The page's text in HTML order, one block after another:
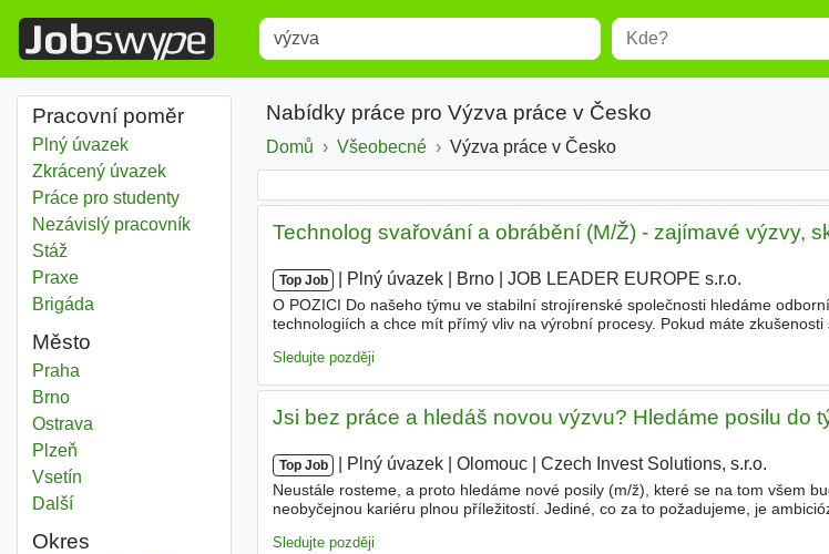
Title Místo
Pracovní poměr
Plný úvazek
Zkrácený úvazek
Práce pro studenty
Nezávislý pracovník
Stáž
Praxe
Brigáda
Město
Výzva
Praha
Výzva
Brno
Výzva
Ostrava
Výzva
Plzeň
Výzva
Vsetín
Dalšíměsta
Okres
Nabídky práce pro Výzva práce v Česko
Domů Všeobecné Výzva práce v Česko
Technolog svařování a obrábění (M/Ž) - zajímavé výzvy,
Top Job Plný úvazek Brno JOB LEADER EUROPE s.r.o.
O POZICI Do našeho týmu ve stabilní strojírenské společnosti hledáme
technologiích a chce mít přímý vliv na výrobní procesy. Pokud máte
Sledujte později
Jsi bez práce a hledáš novou výzvu? Hledáme posilu do
Top Job Plný úvazek Olomouc Czech Invest Solutions, s.r.o.
Neustále rosteme, a proto hledáme nové posily (m/ž), které se na tom všem
neobyčejnou kariéru plnou příležitostí. Jediné, co za to požadujeme, je
Sledujte později